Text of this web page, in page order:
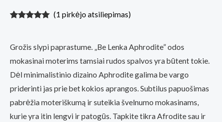
įvertinimų:)
(1 pirkėjo atsiliepimas)
Grožis slypi paprastume. „Be Lenka Aphrodite” odos
mokasinai moterims tamsiai rudos spalvos yra būtent tokie.
Dėl minimalistinio dizaino Aphrodite galima be vargo
priderinti jas prie bet kokios aprangos. Subtilus papuošimas
pabrėžia moteriškumą ir suteikia švelnumo mokasinams,
kurie yra itin lengvi ir patogūs. Tapkite tikra Afrodite sau ir